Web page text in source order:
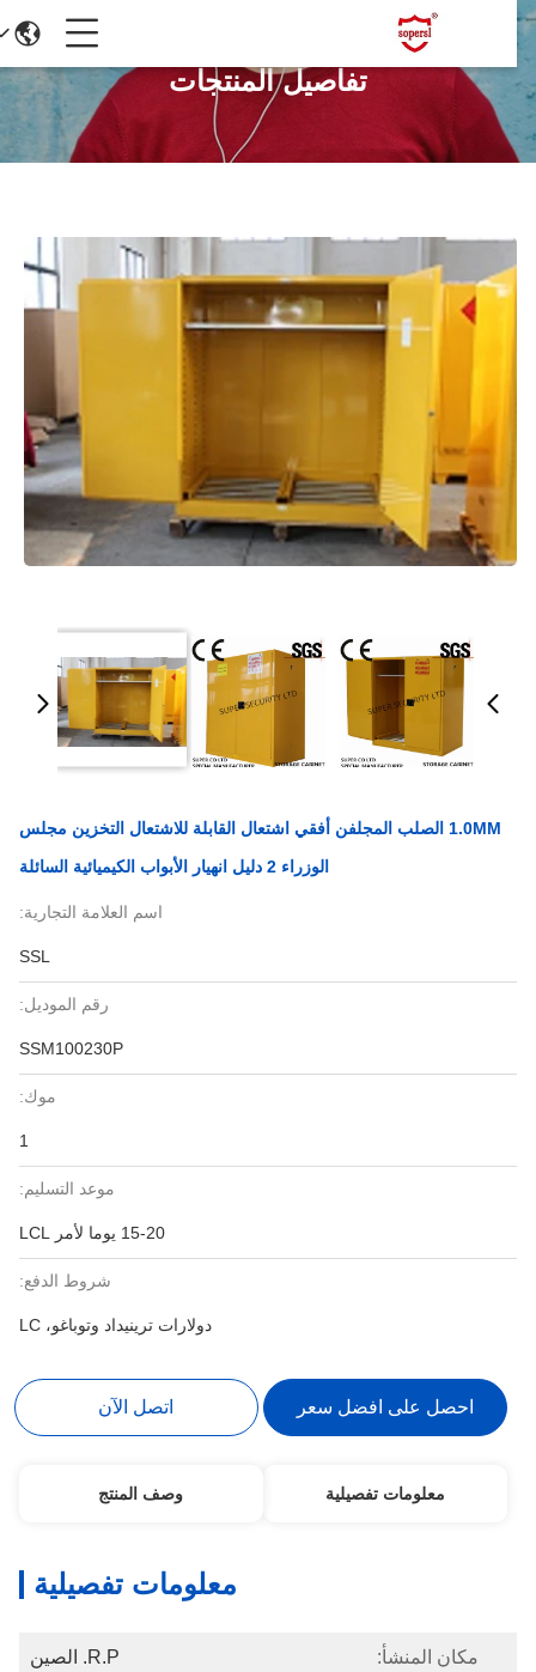
تفاصيل المنتجات
1.0MM الصلب المجلفن أفقي اشتعال القابلة للاشتعال التخزين مجلس
الوزراء 2 دليل انهيار الأبواب الكيميائية السائلة
اسم العلامة التجارية:
SSL
رقم الموديل:
SSM100230P
موك:
موعد التسليم:
15-20 يوما لأمر LCL
شروط الدفع:
دولارات ترينيداد وتوباغو، LC
احصل على افضل سعر اتصل الآن
معلومات تفصيلية وصف المنتج
معلومات تفصيلية
مكان المنشأ: R.P. الصين